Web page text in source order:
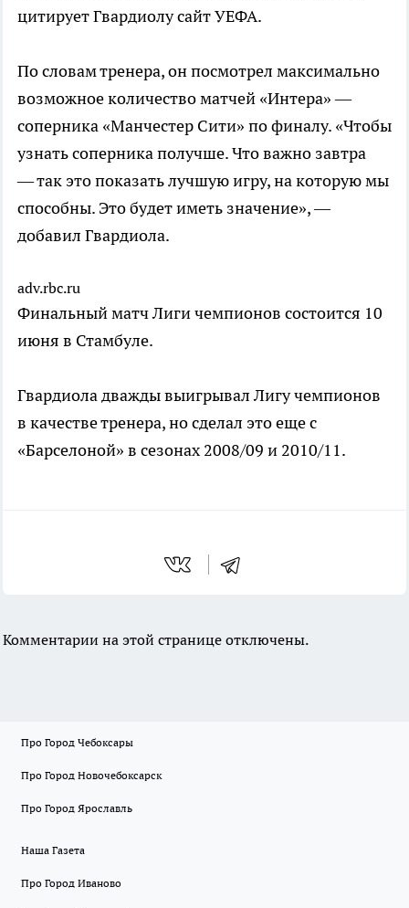
цитирует Гвардиолу сайт УЕФА.
По словам тренера, он посмотрел максимально
возможное количество матчей «Интера» —
соперника «Манчестер Сити» по финалу. «Чтобы
узнать соперника получше. Что важно завтра
— так это показать лучшую игру, на которую мы
способны. Это будет иметь значение», —
добавил Гвардиола.
adv.rbc.ru
Финальный матч Лиги чемпионов состоится 10
июня в Стамбуле.
Гвардиола дважды выигрывал Лигу чемпионов
в качестве тренера, но сделал это еще с
«Барселоной» в сезонах 2008/09 и 2010/11.
Комментарии на этой странице отключены.
Про Город Чебоксары
Про Город Новочебоксарск
Про Город Ярославль
Наша Газета
Про Город Иваново